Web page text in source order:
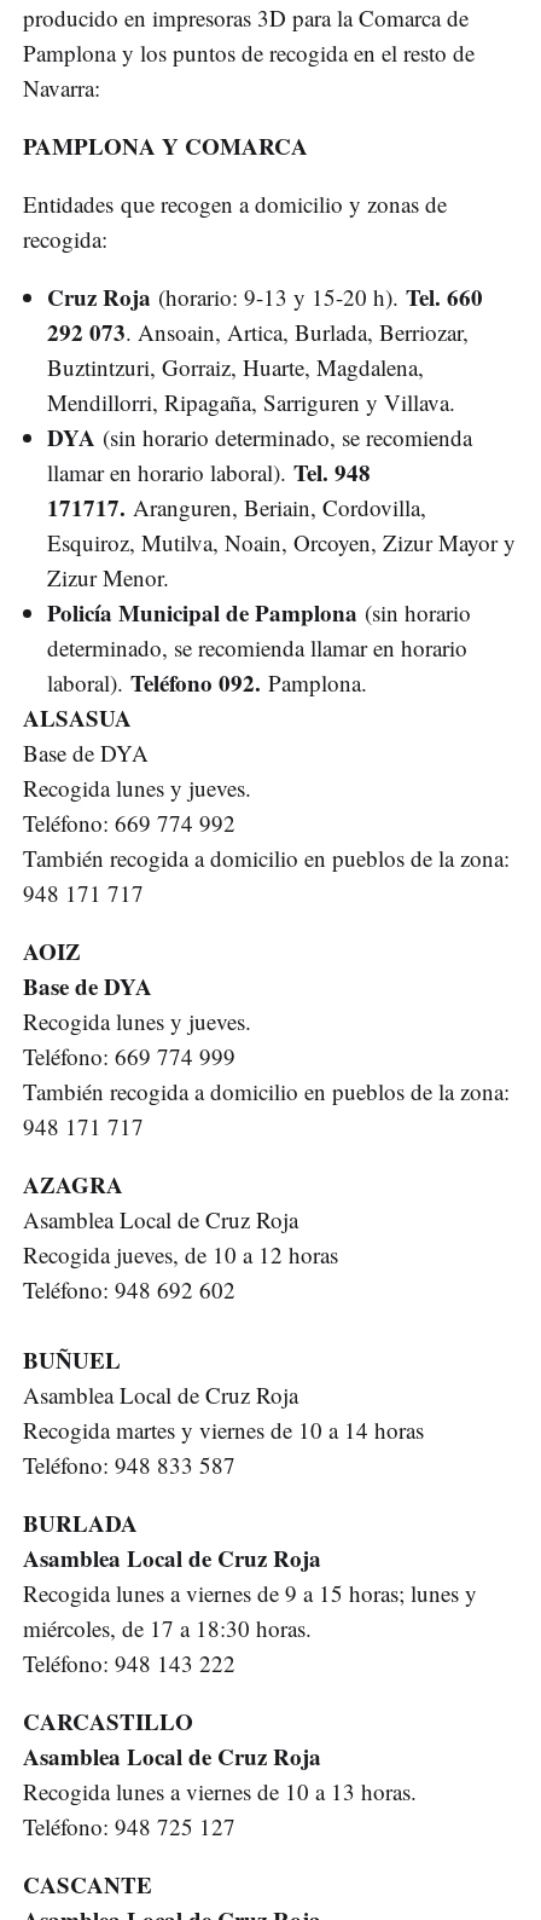
producido en impresoras 3D para la Comarca de
Pamplona y los puntos de recogida en el resto de
Navarra:
PAMPLONA Y COMARCA
Entidades que recogen a domicilio y zonas de
recogida:
Cruz Roja (horario: 9-13 y 15-20 h). Tel. 660
292 073. Ansoain, Artica, Burlada, Berriozar,
Buztintzuri, Gorraiz, Huarte, Magdalena,
Mendillorri, Ripagaña, Sarriguren y Villava.
DYA (sin horario determinado, se recomienda
llamar en horario laboral). Tel. 948
171717. Aranguren, Beriain, Cordovilla,
Esquiroz, Mutilva, Noain, Orcoyen, Zizur Mayor y
Zizur Menor.
Policía Municipal de Pamplona (sin horario
determinado, se recomienda llamar en horario
laboral). Teléfono 092. Pamplona.
ALSASUA
Base de DYA
Recogida lunes y jueves.
Teléfono: 669 774 992
También recogida a domicilio en pueblos de la zona:
948 171 717
AOIZ
Base de DYA
Recogida lunes y jueves.
Teléfono: 669 774 999
También recogida a domicilio en pueblos de la zona:
948 171 717
AZAGRA
Asamblea Local de Cruz Roja
Recogida jueves, de 10 a 12 horas
Teléfono: 948 692 602
BUÑUEL
Asamblea Local de Cruz Roja
Recogida martes y viernes de 10 a 14 horas
Teléfono: 948 833 587
BURLADA
Asamblea Local de Cruz Roja
Recogida lunes a viernes de 9 a 15 horas; lunes y
miércoles, de 17 a 18:30 horas.
Teléfono: 948 143 222
CARCASTILLO
Asamblea Local de Cruz Roja
Recogida lunes a viernes de 10 a 13 horas.
Teléfono: 948 725 127
CASCANTE